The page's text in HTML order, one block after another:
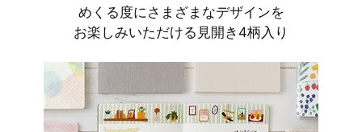
めくる度にさまざまなデザインを
お楽しみいただける見開き4柄入り